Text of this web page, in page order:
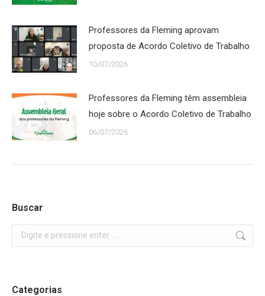
Professores da Fleming aprovam
proposta de Acordo Coletivo de Trabalho
10/07/2026
Professores da Fleming têm assembleia
hoje sobre o Acordo Coletivo de Trabalho
06/07/2026
Buscar
Search:
Categorias